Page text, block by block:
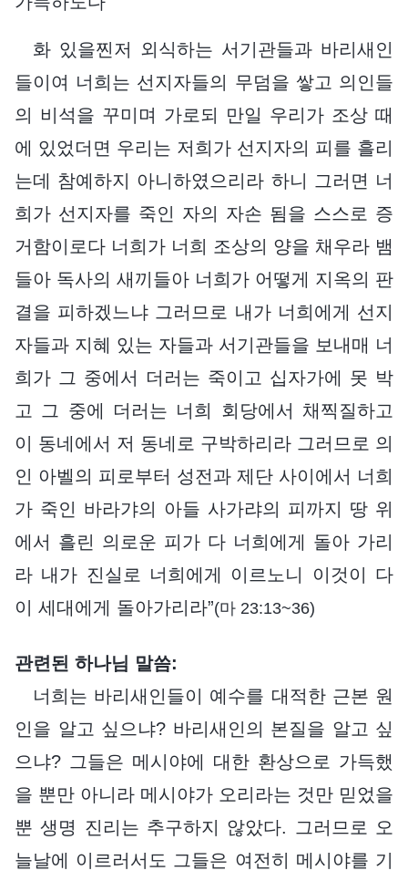
화 있을찐저 외식하는 서기관들과 바리새인
들이여 너희는 선지자들의 무덤을 쌓고 의인들
의 비석을 꾸미며 가로되 만일 우리가 조상 때
에 있었더면 우리는 저희가 선지자의 피를 흘리
는데 참예하지 아니하였으리라 하니 그러면 너
희가 선지자를 죽인 자의 자손 됨을 스스로 증
거함이로다 너희가 너희 조상의 양을 채우라 뱀
들아 독사의 새끼들아 너희가 어떻게 지옥의 판
결을 피하겠느냐 그러므로 내가 너희에게 선지
자들과 지혜 있는 자들과 서기관들을 보내매 너
희가 그 중에서 더러는 죽이고 십자가에 못 박
고 그 중에 더러는 너희 회당에서 채찍질하고
이 동네에서 저 동네로 구박하리라 그러므로 의
인 아벨의 피로부터 성전과 제단 사이에서 너희
가 죽인 바라갸의 아들 사가랴의 피까지 땅 위
에서 흘린 의로운 피가 다 너희에게 돌아 가리
라 내가 진실로 너희에게 이르노니 이것이 다
이 세대에게 돌아가리라”(마 23:13~36)
관련된 하나님 말씀:
너희는 바리새인들이 예수를 대적한 근본 원
인을 알고 싶으냐? 바리새인의 본질을 알고 싶
으냐? 그들은 메시야에 대한 환상으로 가득했
을 뿐만 아니라 메시야가 오리라는 것만 믿었을
뿐 생명 진리는 추구하지 않았다. 그러므로 오
늘날에 이르러서도 그들은 여전히 메시야를 기